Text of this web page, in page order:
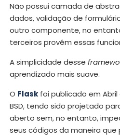
Não possui camada de
dados, validação de
outro componente, no
terceiros provêm essas
A simplicidade desse
aprendizado mais suave.
O Flask foi publicado em Abril
BSD, tendo sido projetado
aberto sem, no entanto,
seus códigos da maneira que